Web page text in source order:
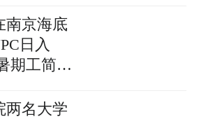
南京海底
日入
期工简直
两名大学